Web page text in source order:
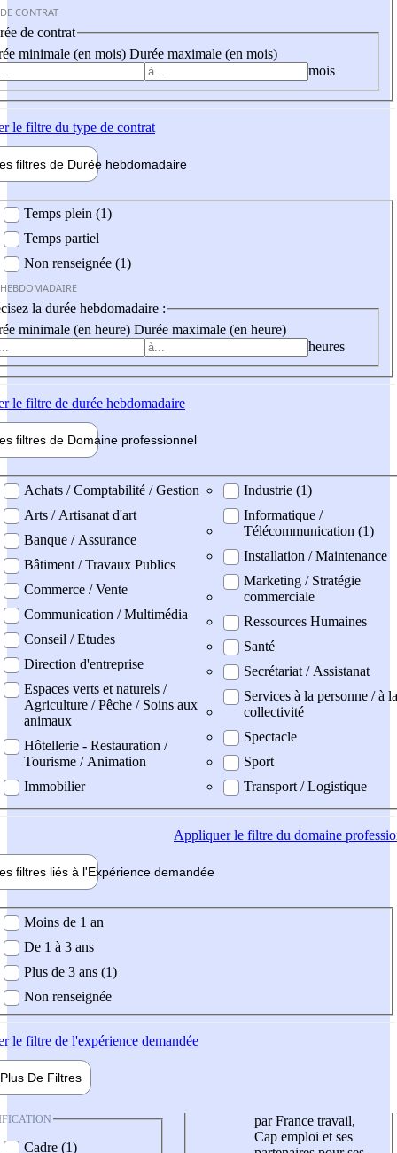
CONTRAT
de contrat
minimale (en mois) Durée maximale (en mois)
mois
le filtre du type de contrat
filtres de Durée hebdomadaire
Temps plein (1)
Temps partiel
Non renseignée (1)
la durée hebdomadaire :
minimale (en heure) Durée maximale (en heure)
heures
le filtre de durée hebdomadaire
filtres de Domaine professionnel
professionel
Achats / Comptabilité / Gestion
Arts / Artisanat d'art
Banque / Assurance
Bâtiment / Travaux Publics
Commerce / Vente
Communication / Multimédia
Conseil / Etudes
Direction d'entreprise
Espaces verts et naturels /
Agriculture / Pêche / Soins aux
animaux
Hôtellerie - Restauration /
Tourisme / Animation
Immobilier
Industrie (1)
Informatique /
Télécommunication (1)
Installation / Maintenance
Marketing / Stratégie
commerciale
Ressources Humaines
Santé
Secrétariat / Assistanat
Services à la personne / à la
collectivité
Spectacle
Sport
Transport / Logistique
Appliquerle filtre du domaine
filtres liés à l'Expérience demandée
demandée
Moins de 1 an
De 1 à 3 ans
Plus de 3 ans (1)
Non renseignée
le filtre de l'expérience demandée
Plus De Filtres
Cadre (1)
par France travail,
Cap emploi et ses